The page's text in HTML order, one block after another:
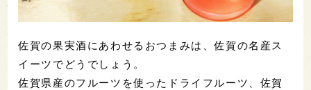
佐賀の果実酒にあわせるおつまみは、佐賀の名産ス
イーツでどうでしょう。
佐賀県産のフルーツを使ったドライフルーツ、佐賀